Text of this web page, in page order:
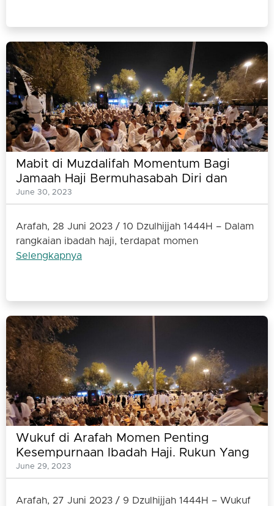
Mabit di Muzdalifah Momentum Bagi
Jamaah Haji Bermuhasabah Diri dan
Perbanyak Doa
June 30, 2023
Arafah, 28 Juni 2023 / 10 Dzulhijjah 1444H – Dalam
rangkaian ibadah haji, terdapat momen
Selengkapnya
Wukuf di Arafah Momen Penting
Kesempurnaan Ibadah Haji. Rukun Yang
Tidak Boleh Ditinggalkan Jamaah Haji
June 29, 2023
Arafah, 27 Juni 2023 / 9 Dzulhijjah 1444H – Wukuf